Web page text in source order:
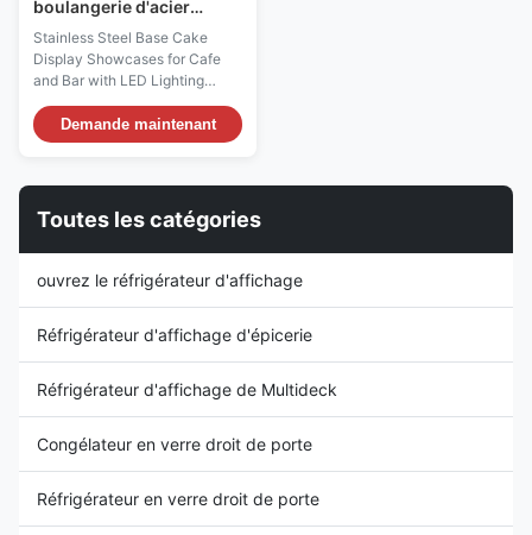
boulangerie d'acier
inoxydable, affichage de
réfrigérateur de
boulangerie
Stainless Steel Base Cake
Display Showcases for Cafe
and Bar with LED Lighting
Description:The stainless steel
base cake display showcase
DGG-B06 includes a balanced
programmed to keep a
temperature range of +2~+8
degrees celsius. The bakery
display case is on a defrost ...
Demande maintenant
Toutes les catégories
ouvrez le réfrigérateur d'affichage
Réfrigérateur d'affichage d'épicerie
Réfrigérateur d'affichage de Multideck
Congélateur en verre droit de porte
Réfrigérateur en verre droit de porte